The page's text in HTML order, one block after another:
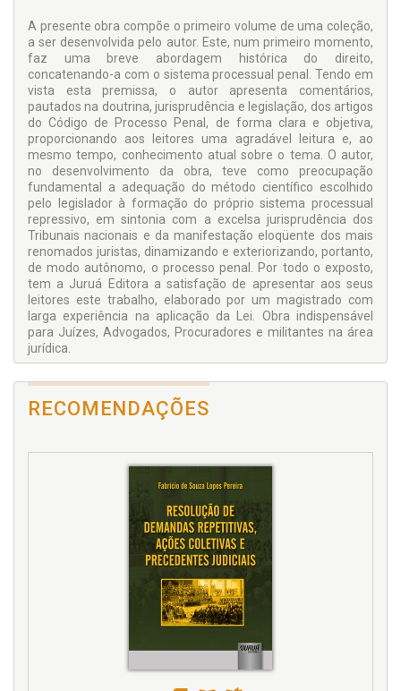
A presente obra compõe o primeiro volume de uma coleção,
a ser desenvolvida pelo autor. Este, num primeiro momento,
faz uma breve abordagem histórica do direito,
concatenando-a com o sistema processual penal. Tendo em
vista esta premissa, o autor apresenta comentários,
pautados na doutrina, jurisprudência e legislação, dos artigos
do Código de Processo Penal, de forma clara e objetiva,
proporcionando aos leitores uma agradável leitura e, ao
mesmo tempo, conhecimento atual sobre o tema. O autor,
no desenvolvimento da obra, teve como preocupação
fundamental a adequação do método científico escolhido
pelo legislador à formação do próprio sistema processual
repressivo, em sintonia com a excelsa jurisprudência dos
Tribunais nacionais e da manifestação eloqüente dos mais
renomados juristas, dinamizando e exteriorizando, portanto,
de modo autônomo, o processo penal. Por todo o exposto,
tem a Juruá Editora a satisfação de apresentar aos seus
leitores este trabalho, elaborado por um magistrado com
larga experiência na aplicação da Lei. Obra indispensável
para Juízes, Advogados, Procuradores e militantes na área
jurídica.
RECOMENDAÇÕES